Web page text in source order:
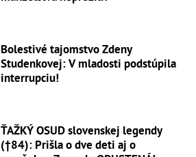
Bolestivé tajomstvo Zdeny
Studenkovej: V mladosti podstúpila
interrupciu!
ŤAŽKÝ OSUD slovenskej legendy
(†84): Prišla o dve deti aj o